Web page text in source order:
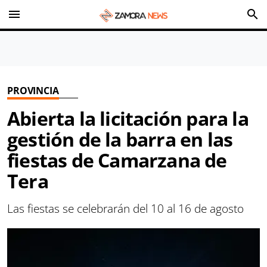
menu search
PROVINCIA
Abierta la licitación para la
gestión de la barra en las
fiestas de Camarzana de
Tera
Las fiestas se celebrarán del 10 al 16 de agosto